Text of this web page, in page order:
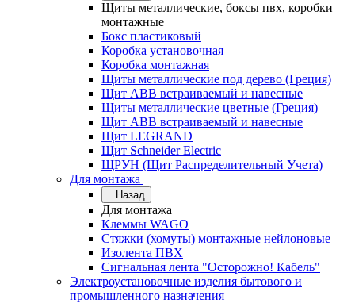
Щиты металлические, боксы пвх, коробки
монтажные
Бокс пластиковый
Коробка установочная
Коробка монтажная
Щиты металлические под дерево (Греция)
Щит ABB встраиваемый и навесные
Щиты металлические цветные (Греция)
Щит ABB встраиваемый и навесные
Щит LEGRAND
Щит Schneider Electric
ЩРУН (Щит Распределительный Учета)
Для монтажа
Назад
Для монтажа
Клеммы WAGO
Стяжки (хомуты) монтажные нейлоновые
Изолента ПВХ
Сигнальная лента "Осторожно! Кабель"
Электроустановочные изделия бытового и
промышленного назначения